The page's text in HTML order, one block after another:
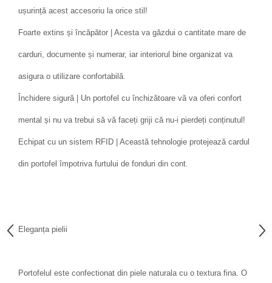
ușurință acest accesoriu la orice stil!
Foarte extins și încăpător | Acesta va găzdui o cantitate mare de
carduri, documente și numerar, iar interiorul bine organizat va
asigura o utilizare confortabilă.
Închidere sigură | Un portofel cu închizătoare vă va oferi confort
mental și nu va trebui să vă faceți griji că nu-i pierdeți conținutul!
Echipat cu un sistem RFID | Această tehnologie protejează cardul
din portofel împotriva furtului de fonduri din cont.
Eleganța pielii
Portofelul este confectionat din piele naturala cu o textura fina. O